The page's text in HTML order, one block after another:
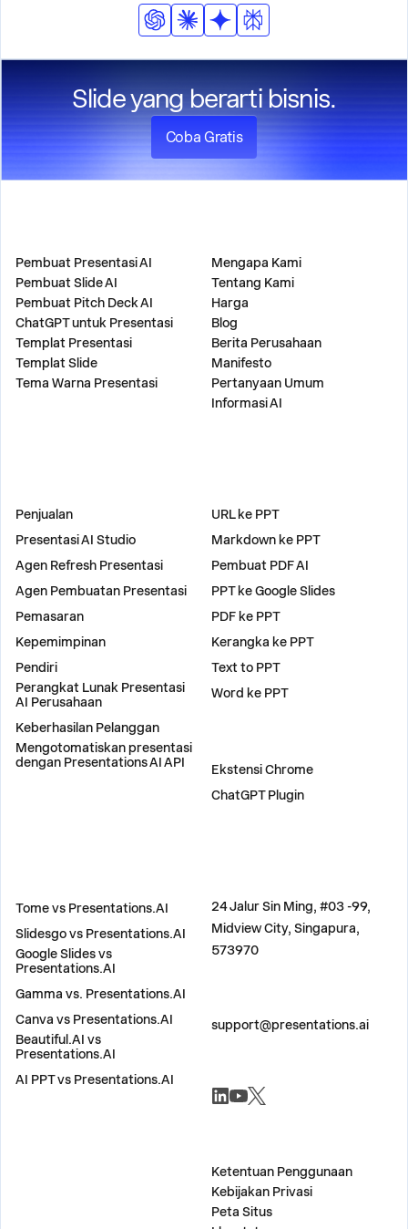
Slide yang berarti bisnis.
Coba Gratis
Pembuat Presentasi AI
Pembuat Slide AI
Pembuat Pitch Deck AI
ChatGPT untuk Presentasi
Templat Presentasi
Templat Slide
Tema Warna Presentasi
Mengapa Kami
Tentang Kami
Harga
Blog
Berita Perusahaan
Manifesto
Pertanyaan Umum
Informasi AI
Penjualan
Presentasi AI Studio
Agen Refresh Presentasi
Agen Pembuatan Presentasi
Pemasaran
Kepemimpinan
Pendiri
Perangkat Lunak Presentasi
AI Perusahaan
Keberhasilan Pelanggan
Mengotomatiskan presentasi
dengan Presentations AI API
URL ke PPT
Markdown ke PPT
Pembuat PDF AI
PPT ke Google Slides
PDF ke PPT
Kerangka ke PPT
Text to PPT
Word ke PPT
Ekstensi Chrome
ChatGPT Plugin
Tome vs Presentations.AI
Slidesgo vs Presentations.AI
Google Slides vs
Presentations.AI
Gamma vs. Presentations.AI
Canva vs Presentations.AI
Beautiful.AI vs
Presentations.AI
AI PPT vs Presentations.AI
24 Jalur Sin Ming, #03 -99,
Midview City, Singapura,
573970
support@presentations.ai
Ketentuan Penggunaan
Kebijakan Privasi
Peta Situs